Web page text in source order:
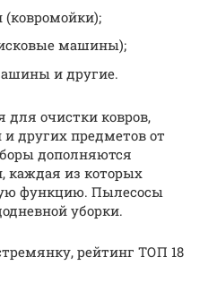
(ковромойки);
машины);
и другие.
очистки ковров,
других предметов от
дополняются
каждая из которых
функцию. Пылесосы
уборки.
рейтинг ТОП 18